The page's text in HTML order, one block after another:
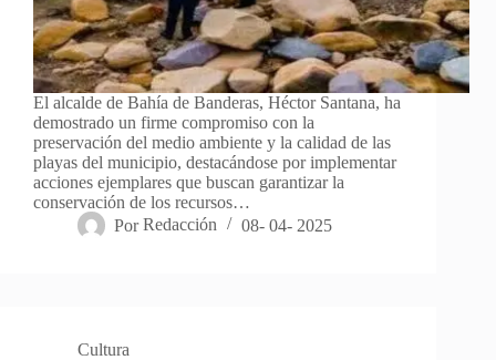
El alcalde de Bahía de Banderas, Héctor Santana, ha
demostrado un firme compromiso con la
preservación del medio ambiente y la calidad de las
playas del municipio, destacándose por implementar
acciones ejemplares que buscan garantizar la
conservación de los recursos…
Por Redacción 08- 04- 2025
Cultura